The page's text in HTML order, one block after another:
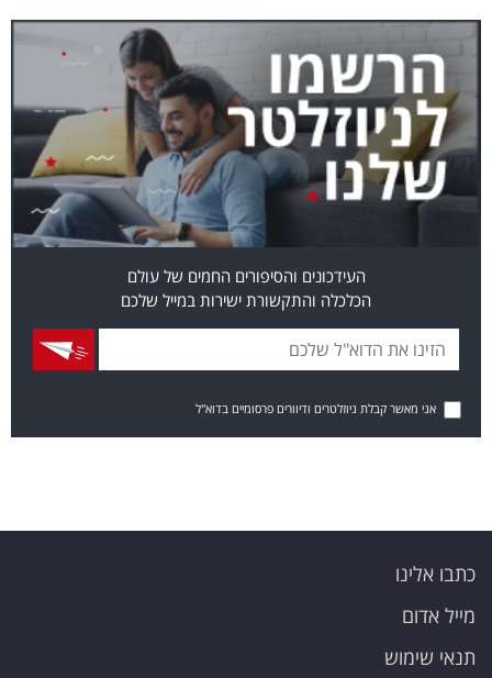
העידכונים והסיפורים החמים של עולם
הכלכלה והתקשורת ישירות במייל שלכם
אני מאשר קבלת ניוזלטרים ודיוורים פרסומיים בדוא"ל
כתבו אלינו
מייל אדום
תנאי שימוש